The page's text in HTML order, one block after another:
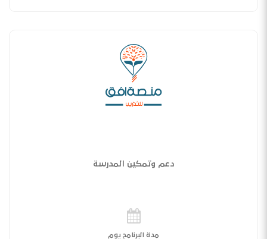
دعم وتمكين المدرسة
مدة البرنامج يوم